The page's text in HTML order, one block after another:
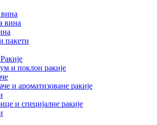
вина
вина
пакети
и поклон ракије
и ароматизоване ракије
и специјалне ракије